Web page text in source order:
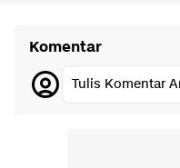
Komentar
Tulis Komentar